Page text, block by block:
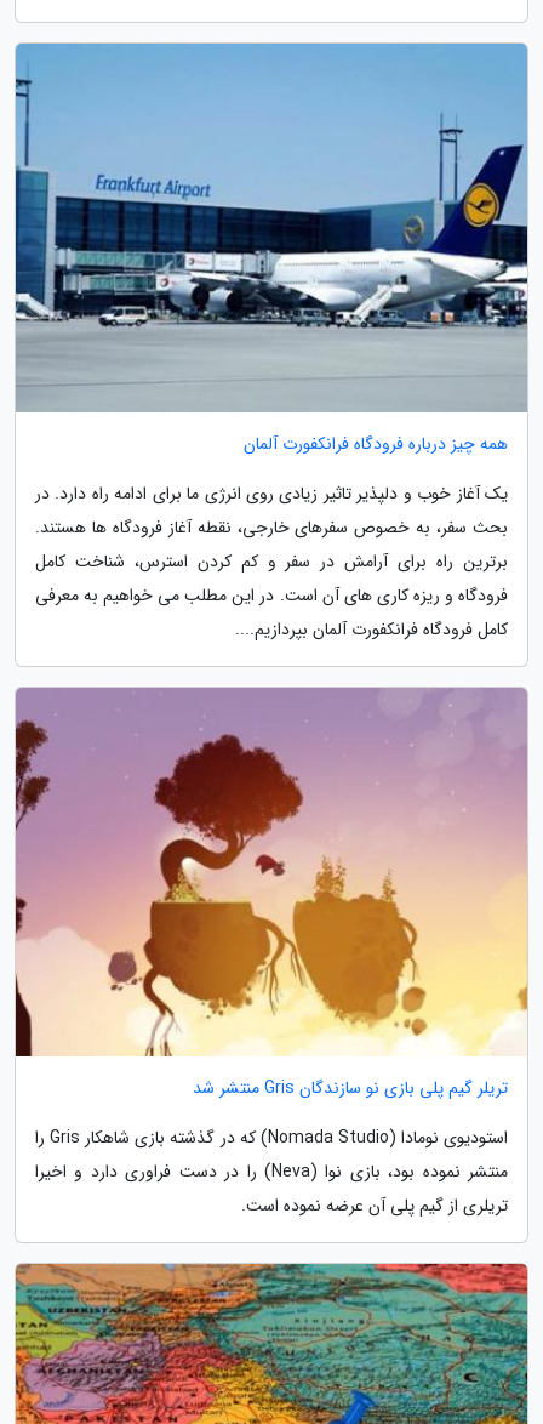
همه چیز درباره فرودگاه فرانکفورت آلمان
یک آغاز خوب و دلپذیر تاثیر زیادی روی انرژی ما برای ادامه راه دارد. در
بحث سفر، به خصوص سفرهای خارجی، نقطه آغاز فرودگاه ها هستند.
برترین راه برای آرامش در سفر و کم کردن استرس، شناخت کامل
فرودگاه و ریزه کاری های آن است. در این مطلب می خواهیم به معرفی
کامل فرودگاه فرانکفورت آلمان بپردازیم....
تریلر گیم پلی بازی نو سازندگان Gris منتشر شد
استودیوی نومادا (Nomada Studio) که در گذشته بازی شاهکار Gris را
منتشر نموده بود، بازی نوا (Neva) را در دست فراوری دارد و اخیرا
تریلری از گیم پلی آن عرضه نموده است.